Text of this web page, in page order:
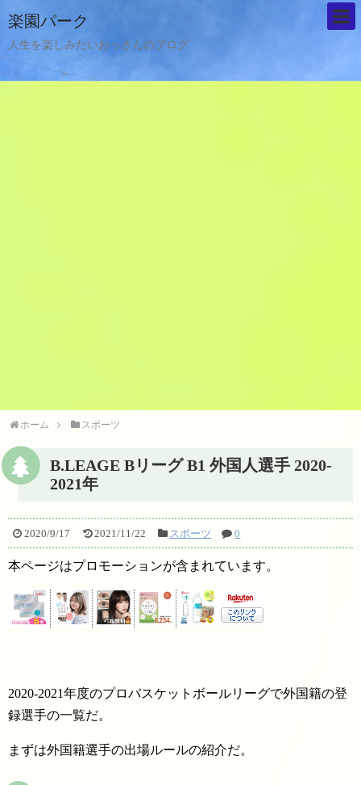
楽園パーク
人生を楽しみたいおっさんのブログ
ホーム スポーツ
B.LEAGE Bリーグ B1 外国人選手 2020-
2021年
2020/9/17 2021/11/22 スポーツ 0
本ページはプロモーションが含まれています。
2020-2021年度のプロバスケットボールリーグで外国籍の登
録選手の一覧だ。
まずは外国籍選手の出場ルールの紹介だ。